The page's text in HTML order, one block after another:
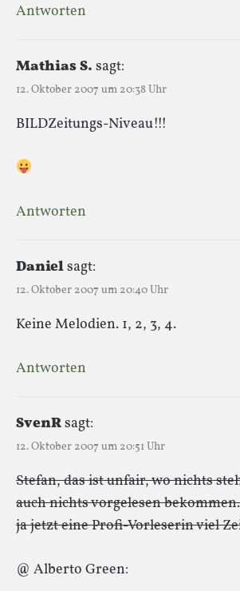
Antworten
Mathias S. sagt:
12. Oktober 2007 um 20:38 Uhr
BILDZeitungs-Niveau!!!
Antworten
Danielsagt:
12. Oktober 2007 um 20:40 Uhr
Keine Melodien. 1, 2, 3, 4.
Antworten
SvenRsagt:
12. Oktober 2007 um 20:51 Uhr
Stefan, das ist unfair, wo nichts
auch nichts vorgelesen
ja jetzt eine Profi-Vorleserin viel
@ Alberto Green: